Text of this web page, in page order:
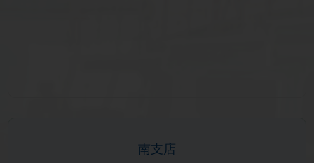
南支店